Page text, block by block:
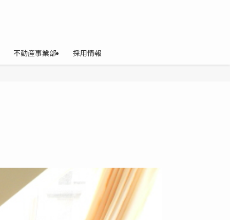
不動産事業部 採用情報